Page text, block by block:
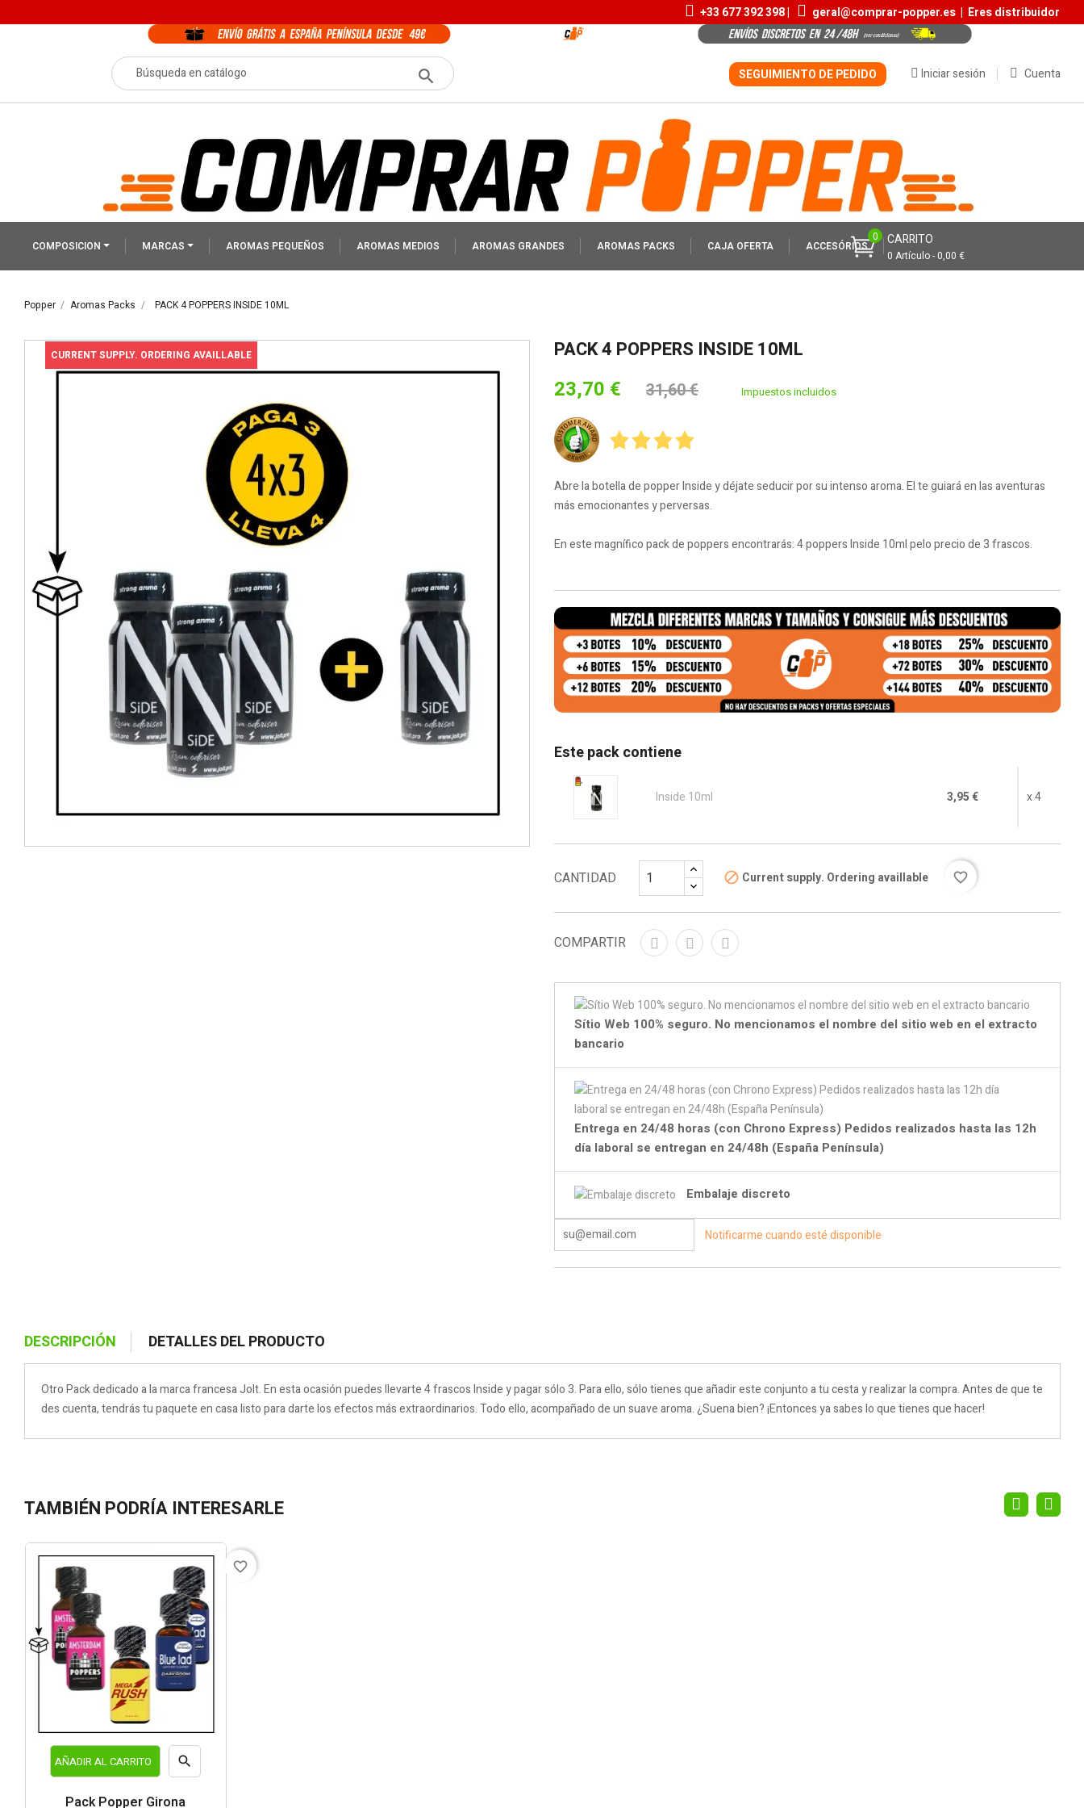
+33 677 392 398 | geral@comprar-popper.es | Eres distribuidor
Cuenta
Iniciar sesión
SEGUIMIENTO DE PEDIDO
CARRITO
0 Artículo - 0,00 €
0
COMPOSICION MARCAS AROMAS PEQUEÑOS AROMAS MEDIOS AROMAS GRANDES AROMAS PACKS CAJA OFERTA ACCESÓRIOS
Popper Aromas Packs PACK 4 POPPERS INSIDE 10ML
PACK
CURRENT SUPPLY. ORDERING AVAILLABLE PACK 4 POPPERS INSIDE 10ML
23,70 € 31,60 € Impuestos incluidos
Abre la botella de popper Inside y déjate seducir por su intenso aroma. El te guiará en las aventuras
más emocionantes y perversas.
En este magnífico pack de poppers encontrarás: 4 poppers Inside 10ml pelo precio de 3 frascos.
Este pack contiene
Inside 10ml 3,95 € x 4
CANTIDAD  Current supply. Ordering availlable favorite_border
COMPARTIR
Sítio Web 100% seguro. No mencionamos el nombre del sitio web en el extracto
bancario
Entrega en 24/48 horas (con Chrono Express) Pedidos realizados hasta las 12h
día laboral se entregan en 24/48h (España Península)
Embalaje discreto
Notificarme cuando esté disponible
DESCRIPCIÓN DETALLES DEL PRODUCTO
Otro Pack dedicado a la marca francesa Jolt. En esta ocasión puedes llevarte 4 frascos Inside y pagar sólo 3. Para ello, sólo tienes que añadir este conjunto a tu cesta y realizar la compra. Antes de que te
des cuenta, tendrás tu paquete en casa listo para darte los efectos más extraordinarios. Todo ello, acompañado de un suave aroma. ¿Suena bien? ¡Entonces ya sabes lo que tienes que hacer!
TAMBIÉN PODRÍA INTERESARLE
AÑADIR AL CARRITO 
Pack Popper Girona
favorite_border